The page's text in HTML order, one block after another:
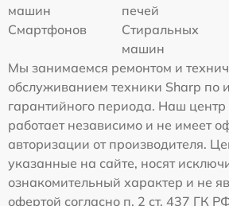
машин
печей
Смартфонов
Стиральных
машин
Мы занимаемся ремонтом и
обслуживанием техники Sharp по
гарантийного периода. Наш центр
работает независимо и не имеет
авторизации от производителя.
указанные на сайте, носят
ознакомительный характер и не
офертой согласно п. 2 ст. 437 ГК